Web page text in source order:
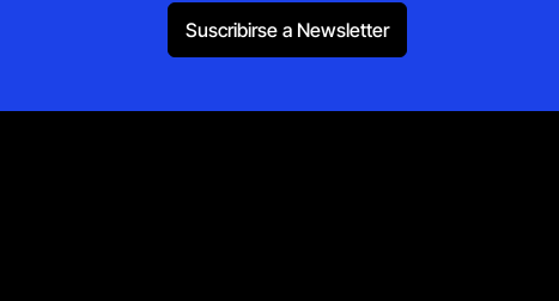
Suscribirse a Newsletter